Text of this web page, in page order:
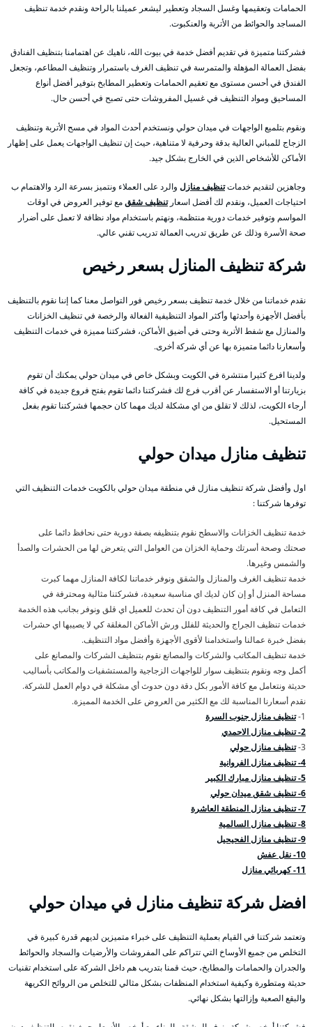
الحمامات وتعقيمها وغسل السجاد وتعطير ليشعر عميلنا بالراحة ونقدم خدمة تنظيف
المساجد والحوائط من الأتربة والعنكبوت.
فشركتنا متميزة في تقديم أفضل خدمة في بيوت الله، ناهيك عن اهتمامنا بتنظيف الفنادق
بفضل العمالة المؤهلة والمتمرسة في تنظيف الغرف باستمرار وتنظيف المطاعم، وتجعل
الفندق في أحسن مستوى مع تعقيم الحمامات وتعطير المطابخ بتوفير أفضل أنواع
المساحيق ومواد التنظيف في غسيل المفروشات حتى تصبح في أحسن حال.
ونقوم بتلميع الواجهات في ميدان حولي ونستخدم أحدث المواد في مسح الأتربة وتنظيف
الزجاج للمباني العالية بدقة وحرفية لا متناهية، حيث إن تنظيف الواجهات يعمل على إظهار
الأماكن للأشخاص الذين في الخارج بشكل جيد.
وجاهزين لتقديم خدماتتنظيف منازل والرد على العملاء ونتميز بسرعة الرد والاهتمام ب
احتياجات العميل، ونقدم لك أفضل اسعارتنظيف شققمع توفير العروض في اوقات
المواسم وتوفير خدمات دورية منتظمة، ونهتم باستخدام مواد نظافة لا تعمل على أضرار
صحة الأسرة وذلك عن طريق تدريب العمالة تدريب تقني عالي.
شركة تنظيف المنازل بسعر رخيص
نقدم خدماتنا من خلال خدمة تنظيف بسعر رخيص فور التواصل معنا كما إننا نقوم بالتنظيف
بأفضل الأجهزة وأحدثها وأكثر المواد التنظيفية الفعالة والرخصة في تنظيف الخزانات
والمنازل مع شفط الأتربة وحتى في أضيق الأماكن، فشركتنا مميزة في خدمات التنظيف
وأسعارنا دائما متميزة بها عن أي شركة أخرى.
ولدينا افرع كثيرا منتشرة في الكويت وبشكل خاص في ميدان حولي يمكنك أن تقوم
بزيارتنا أو الاستفسار عن أقرب فرع لك فشركتنا دائما تقوم بفتح فروع جديدة في كافة
أرجاء الكويت، لذلك لا تقلق من اي مشكلة لديك مهما كان حجمها فشركتنا تقوم بفعل
المستحيل.
تنظيف منازل ميدان حولي
اول وأفضل شركة تنظيف منازل في منطقة ميدان حولي بالكويت خدمات التنظيف التي
توفرها شركتنا :
خدمة تنظيف الخزانات والاسطح نقوم بتنظيفه بصفة دورية حتى نحافظ دائما على
صحتك وصحة أسرتك وحماية الخزان من العوامل التي يتعرض لها من الحشرات والصدأ
والشمس وغيرها.
خدمة تنظيف الغرف والمنازل والشقق ونوفر خدماتنا لكافة المنازل مهما كبرت
مساحة المنزل أو إن كان لديك اي مناسبة سعيدة، فشركتنا مثالية ومحترفة في
التعامل في كافة أمور التنظيف دون أن تحدث للعميل اي قلق ونوفر بجانب هذه الخدمة
خدمات تنظيف الجراج والحديثة للفلل ورش الأماكن المغلقة كي لا يصيبها اي حشرات
بفضل خبرة عمالنا واستخدامنا لأقوى الأجهزة وأفضل مواد التنظيف.
خدمة تنظيف المكاتب والشركات والمصانع نقوم بتنظيف الشركات والمصانع على
أكمل وجه ونقوم بتنظيف سوار للواجهات الزجاجية والمستشفيات والمكاتب بأساليب
حديثة ونتعامل مع كافة الأمور بكل دقة دون حدوث أي مشكلة في دوام العمل للشركة.
نقدم أسعارنا المناسبة لك مع الكثير من العروض على الخدمة المميزة.
1- تنظيف منازل جنوب السرة
2- تنظيف منازل الاحمدي
3- تنظيف منازل حولي
4- تنظيف منازل الفروانية
5- تنظيف منازل مبارك الكبير
6- تنظيف شقق ميدان حولي
7- تنظيف منازل المنطقة العاشرة
8- تنظيف منازل السالمية
9- تنظيف منازل الفحيحيل
10- نقل عفش
11- كهربائي منازل
افضل شركة تنظيف منازل في ميدان حولي
وتعتمد شركتنا في القيام بعملية التنظيف على خبراء متميزين لديهم قدرة كبيرة في
التخلص من جميع الأوساخ التي تتراكم على المفروشات والأرضيات والسجاد والحوائط
والجدران والحمامات والمطابخ، حيث قمنا بتدريب هم داخل الشركة على استخدام تقنيات
حديثة ومتطورة وكيفية استخدام المنظفات بشكل مثالي للتخلص من الروائح الكريهة
والبقع الصعبة وإزالتها بشكل نهائي.